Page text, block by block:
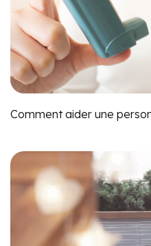
Comment aider une